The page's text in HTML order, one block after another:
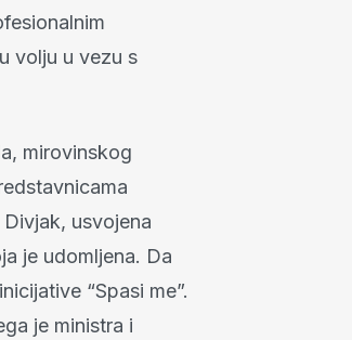
volju u vezu s
mirovinskog
usvojena
je udomljena. Da
“Spasi me”.
je ministra i